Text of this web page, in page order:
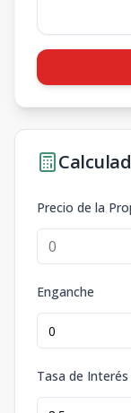
Precio de la
Enganche
Tasa de Interés